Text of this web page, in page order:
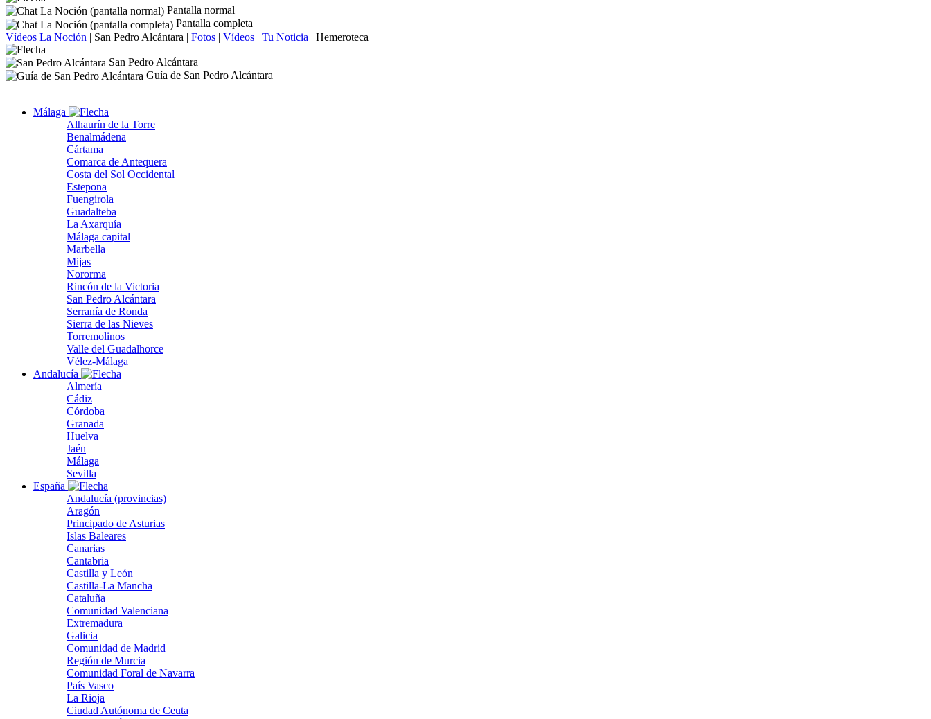
Pantalla normal
Pantalla completa
Vídeos La Noción | San Pedro Alcántara | Fotos | Vídeos | Tu Noticia | Hemeroteca
San Pedro Alcántara
Guía de San Pedro Alcántara
Málaga
Alhaurín de la Torre
Benalmádena
Cártama
Comarca de Antequera
Costa del Sol Occidental
Estepona
Fuengirola
Guadalteba
La Axarquía
Málaga capital
Marbella
Mijas
Nororma
Rincón de la Victoria
San Pedro Alcántara
Serranía de Ronda
Sierra de las Nieves
Torremolinos
Valle del Guadalhorce
Vélez-Málaga
Andalucía
Almería
Cádiz
Córdoba
Granada
Huelva
Jaén
Málaga
Sevilla
España
Andalucía (provincias)
Aragón
Principado de Asturias
Islas Baleares
Canarias
Cantabria
Castilla y León
Castilla-La Mancha
Cataluña
Comunidad Valenciana
Extremadura
Galicia
Comunidad de Madrid
Región de Murcia
Comunidad Foral de Navarra
País Vasco
La Rioja
Ciudad Autónoma de Ceuta